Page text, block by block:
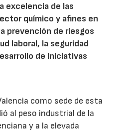
excelencia de las
químico y afines en
prevención de riesgos
laboral, la seguridad
de iniciativas
como sede de esta
al peso industrial de la
y a la elevada